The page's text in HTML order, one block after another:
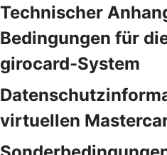
Technischer
Bedingungen für
girocard-System
virtuellen